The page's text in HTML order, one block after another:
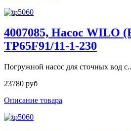
4007085, Насос WILO
TP65F91/11-1-230
Погружной насос для сточных вод
23780 руб
Описание товара